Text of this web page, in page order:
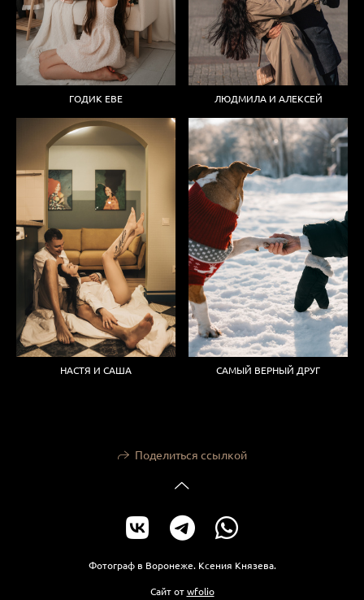
ГОДИК ЕВЕ ЛЮДМИЛА И АЛЕКСЕЙ
НАСТЯ И САША САМЫЙ ВЕРНЫЙ ДРУГ
Поделиться ссылкой
Фотограф в Воронеже. Ксения Князева.
Сайт отwfolio